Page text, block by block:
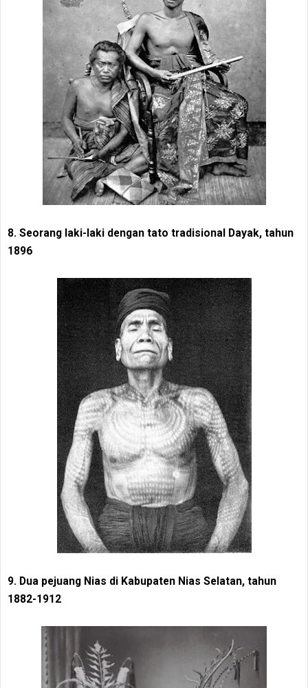
8. Seorang laki-laki dengan tato tradisional Dayak, tahun
1896
9. Dua pejuang Nias di Kabupaten Nias Selatan, tahun
1882-1912